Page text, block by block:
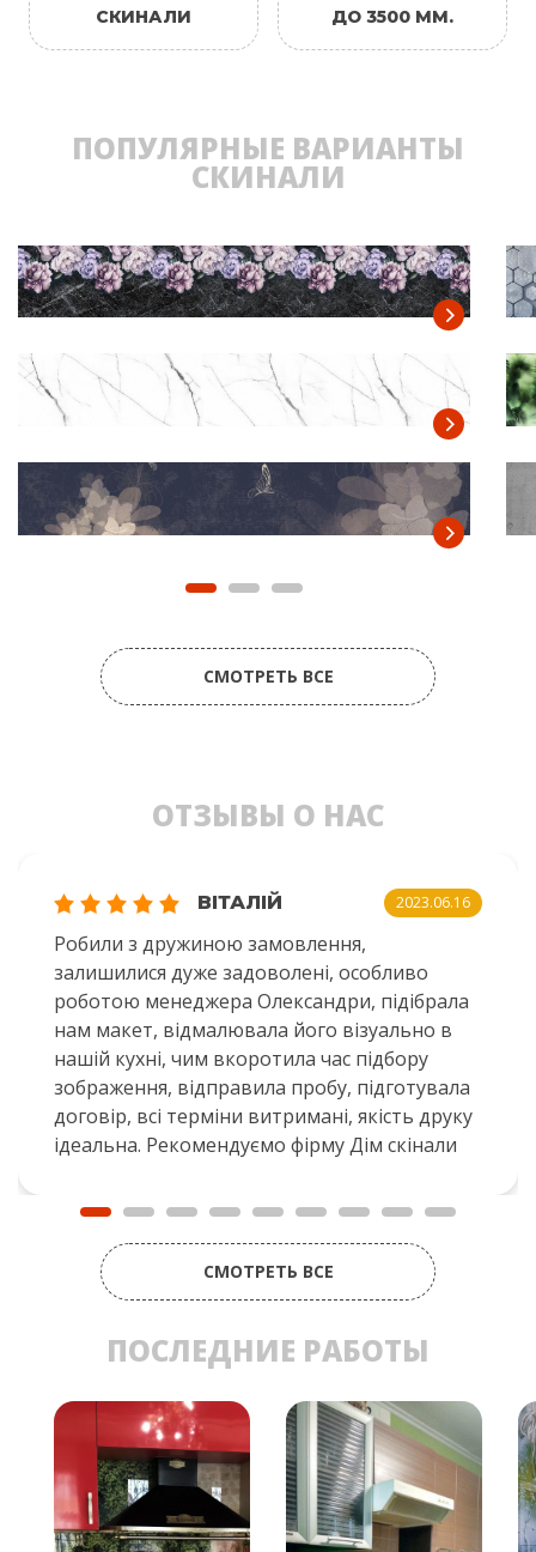
СКИНАЛИ
ДО 3500 ММ.
ПОПУЛЯРНЫЕ ВАРИАНТЫ
СКИНАЛИ
СМОТРЕТЬ ВСЕ
ОТЗЫВЫ О НАС
ВІТАЛІЙ 2023.06.16
Робили з дружиною замовлення,
залишилися дуже задоволені, особливо
роботою менеджера Олександри, підібрала
нам макет, відмалювала його візуально в
нашій кухні, чим вкоротила час підбору
зображення, відправила пробу, підготувала
договір, всі терміни витримані, якість друку
ідеальна. Рекомендуємо фірму Дім скінали
СМОТРЕТЬ ВСЕ
ПОСЛЕДНИЕ РАБОТЫ